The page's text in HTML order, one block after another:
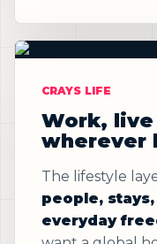
CRAYS LIFE
Work,
wherever
The lifestyle
people,
everyday